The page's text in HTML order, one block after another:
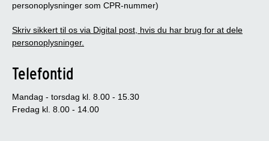
personoplysninger som CPR-nummer)
Skriv sikkert til os via Digital post, hvis du har brug for at dele
personoplysninger.
Telefontid
Mandag - torsdag kl. 8.00 - 15.30
Fredag kl. 8.00 - 14.00